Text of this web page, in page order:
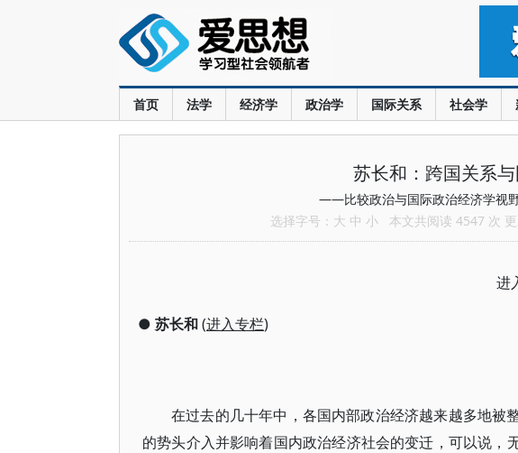
首页 法学 经济学 政治学 国际关系 社会学
苏长和：跨国关系
——比较政治与国际政治经济学视
选择字号： 大 中 小 本文共阅读 4547 次
进
● 苏长和(进入专栏)
在过去的几十年中，各国内部政治经济越来越多地被
的势头介入并影响着国内政治经济社会的变迁，可以说，